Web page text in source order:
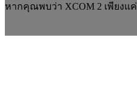
หากคุณพบว่า XCOM 2 เพียง